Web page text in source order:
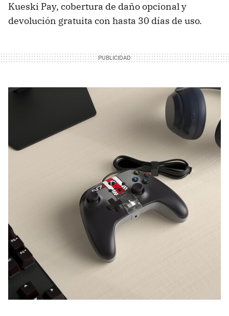
Kueski Pay, cobertura de daño opcional y
devolución gratuita con hasta 30 días de uso.